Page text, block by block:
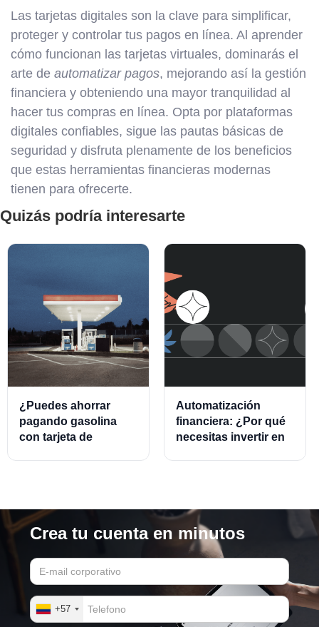
Las tarjetas digitales son la clave para simplificar,
proteger y controlar tus pagos en línea. Al aprender
cómo funcionan las tarjetas virtuales, dominarás el
arte de automatizar pagos, mejorando así la gestión
financiera y obteniendo una mayor tranquilidad al
hacer tus compras en línea. Opta por plataformas
digitales confiables, sigue las pautas básicas de
seguridad y disfruta plenamente de los beneficios
que estas herramientas financieras modernas
tienen para ofrecerte.
Quizás podría interesarte
¿Puedes ahorrar
pagando gasolina
con tarjeta de
Automatización
financiera: ¿Por qué
necesitas invertir en
Crea tu cuenta en minutos
+57